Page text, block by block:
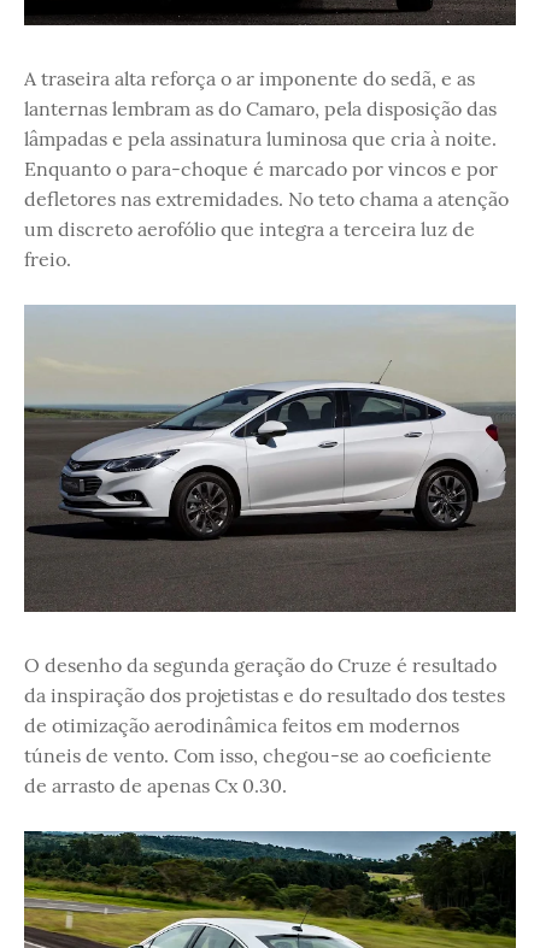
A traseira alta reforça o ar imponente do sedã, e as
lanternas lembram as do Camaro, pela disposição das
lâmpadas e pela assinatura luminosa que cria à noite.
Enquanto o para-choque é marcado por vincos e por
defletores nas extremidades. No teto chama a atenção
um discreto aerofólio que integra a terceira luz de
freio.
O desenho da segunda geração do Cruze é resultado
da inspiração dos projetistas e do resultado dos testes
de otimização aerodinâmica feitos em modernos
túneis de vento. Com isso, chegou-se ao coeficiente
de arrasto de apenas Cx 0.30.